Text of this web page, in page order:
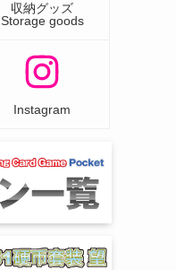
収納グッズ
Storage goods
Instagram